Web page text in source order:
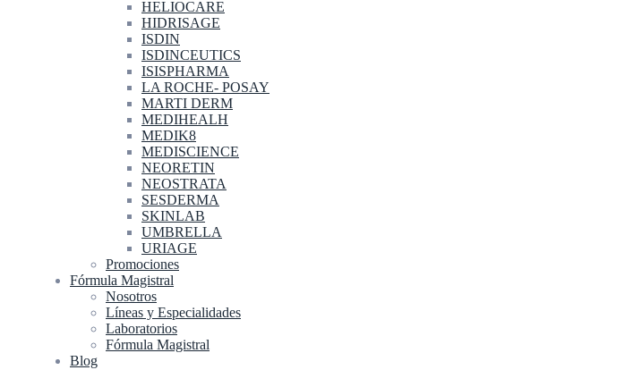
HELIOCARE
HIDRISAGE
ISDIN
ISDINCEUTICS
ISISPHARMA
LA ROCHE- POSAY
MARTI DERM
MEDIHEALH
MEDIK8
MEDISCIENCE
NEORETIN
NEOSTRATA
SESDERMA
SKINLAB
UMBRELLA
URIAGE
Promociones
Fórmula Magistral
Nosotros
Líneas y Especialidades
Laboratorios
Fórmula Magistral
Blog